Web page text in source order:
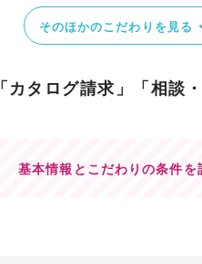
そのほかのこだわりを見る
「カタログ請求」「相談
基本情報とこだわりの条件を